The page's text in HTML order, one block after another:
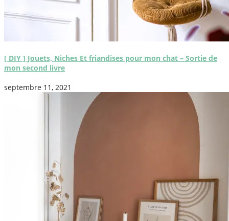
[ DIY ] Jouets, Niches Et friandises pour mon chat – Sortie de
mon second livre
septembre 11, 2021